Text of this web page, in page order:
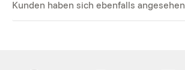
Kunden haben sich ebenfalls angesehen